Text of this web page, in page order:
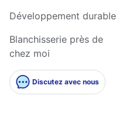
Développement durable
Blanchisserie près de
chez moi
Discutez avec nous